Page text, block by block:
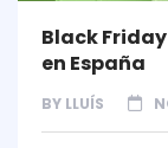
Black
en España
BY LLUÍS